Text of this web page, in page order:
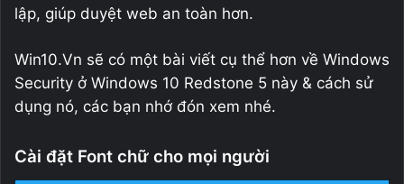
lập, giúp duyệt web an toàn hơn.
Win10.Vn sẽ có một bài viết cụ thể hơn về Windows
Security ở Windows 10 Redstone 5 này & cách sử
dụng nó, các bạn nhớ đón xem nhé.
Cài đặt Font chữ cho mọi người